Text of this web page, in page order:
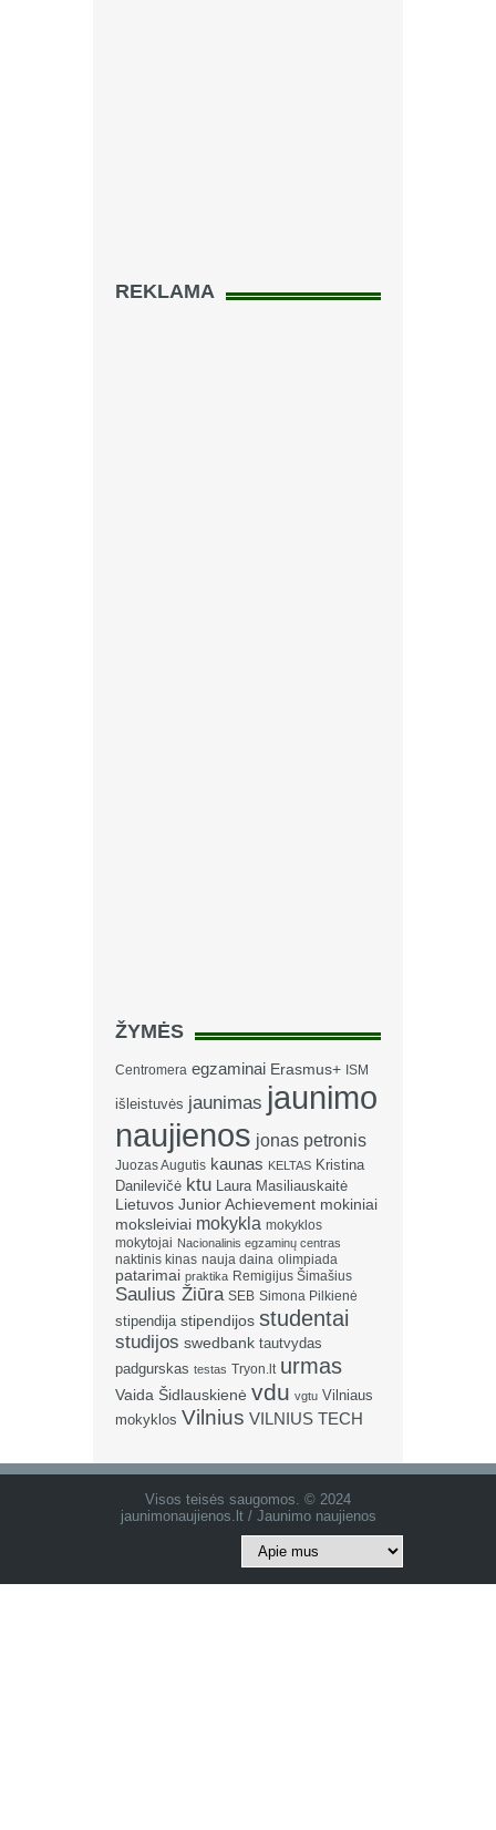
REKLAMA
ŽYMĖS
Centromera egzaminai Erasmus+ ISM
išleistuvės jaunimas jaunimo
naujienos jonas petronis
Juozas Augutis kaunas KELTAS Kristina
Danilevičė ktu Laura Masiliauskaitė
Lietuvos Junior Achievement mokiniai
moksleiviai mokykla mokyklos
mokytojai Nacionalinis egzaminų centras
naktinis kinas nauja daina olimpiada
patarimai praktika Remigijus Šimašius
Saulius Žiūra SEB Simona Pilkienė
stipendija stipendijos studentai
studijos swedbank tautvydas
padgurskas testas Tryon.lt urmas
Vaida Šidlauskienė vdu vgtu Vilniaus
mokyklos Vilnius VILNIUS TECH
Visos teisės saugomos. © 2024
jaunimonaujienos.lt / Jaunimo naujienos